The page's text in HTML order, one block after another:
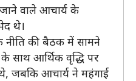
जाने वाले आचार्य के
थे।
नीति की बैठक में सामने
साथ आर्थिक वृद्धि पर
जबकि आचार्य ने महंगाई